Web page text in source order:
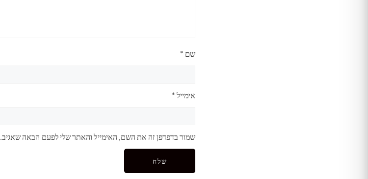
שם *
אימייל *
שמור בדפדפן זה את השם, האימייל והאתר שלי לפעם הבאה שאגיב.